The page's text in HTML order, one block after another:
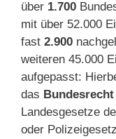
über 1.700
mit über 52.000
fast 2.900
weiteren 45.000
aufgepasst:
das Bundesrecht
Landesgesetze
oder